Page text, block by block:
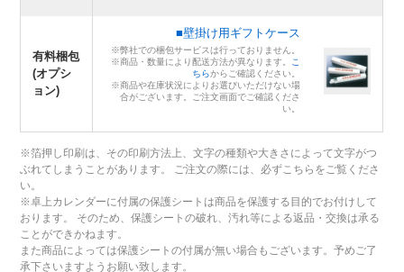
有料梱包
(オプシ
ョン)
■壁掛け用ギフトケース
※弊社での梱包サービスは行っておりません。
※商品・数量により配送方法が異なります。 こ
ちらからご確認ください。
※商品や在庫状況によりお選びいただけない場
合がございます。ご注文画面でご確認くださ
い。
※箔押し印刷は、その印刷方法上、文字の種類や大きさによって文字がつ
ぶれてしまうことがあります。 ご注文の際には、必ずこちらをご覧くださ
い。
※卓上カレンダーに付属の保護シートは商品を保護する目的でお付けして
おります。 そのため、保護シートの破れ、汚れ等による返品・交換は承る
ことができかねます。
また商品によっては保護シートの付属が無い場合もございます。予めご了
承下さいますようお願い致します。